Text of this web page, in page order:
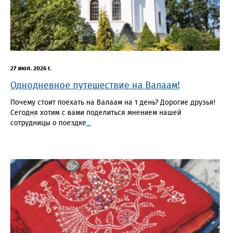
27 июл. 2026 г.
Однодневное путешествие на Валаам!
Почему стоит поехать на Валаам на 1 день? Дорогие друзья!
Сегодня хотим с вами поделиться мнением нашей
сотрудницы о поездке...